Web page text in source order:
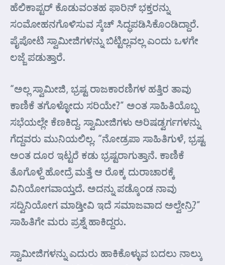
ಹೆಲಿಕಾಪ್ಟರ್ ಕೊಡುವಂತಹ ಫಾರಿನ್ ಭಕ್ತರನ್ನು
ಸಂಮೋಹನಗೊಳಿಸುವ ಸ್ಕೆಚ್ ಸಿದ್ಧಪಡಿಸಿಕೊಂಡಿದ್ದಾರೆ.
ಪೈಪೋಟಿ ಸ್ವಾಮೀಜಿಗಳನ್ನು ಬಿಟ್ಟಿಲ್ಲವಲ್ಲ ಎಂದು ಒಳಗೇ
ಲಜ್ಜೆ ಪಡುತ್ತಾರೆ.
“ಅಲ್ಲ ಸ್ವಾಮೀಜಿ, ಭ್ರಷ್ಟ ರಾಜಕಾರಣಿಗಳ ಹತ್ತಿರ ತಾವು
ಕಾಣಿಕೆ ತಗೊಳ್ಳೋದು ಸರಿಯೇ?” ಅಂತ ಸಾಹಿತಿಯೊಬ್ಬ
ಸಭೆಯಲ್ಲೇ ಕೆಣಕಿದ್ದ. ಸ್ವಾಮೀಜಿಗಳು ಅರಿಷಡ್ವರ್ಗಗಳನ್ನು
ಗೆದ್ದವರು ಮುನಿಯಲಿಲ್ಲ. “ನೋಡ್ರಪಾ ಸಾಹಿತಿಗುಳೆ, ಭ್ರಷ್ಟ
ಅಂತ ದೂರ ಇಟ್ಟರೆ ಕಡು ಭ್ರಷ್ಟರಾಗುತ್ತಾನೆ. ಕಾಣಿಕೆ
ತೊಗೊಳ್ದೆ ಹೋದ್ರೆ ಮತ್ತೆ ಆ ರೊಕ್ಕ ದುರಾಚಾರಕ್ಕೆ
ವಿನಿಯೋಗವಾಯ್ತದೆ. ಅದನ್ನು ಪಡ್ಕೊಂಡ ನಾವು
ಸದ್ವಿನಿಯೋಗ ಮಾಡ್ತೀವಿ ಇದೆ ಸಮಾಜವಾದ ಅಲ್ವೇನ್ರಿ?”
ಸಾಹಿತಿಗೇ ಮರು ಪ್ರಶ್ನೆ ಹಾಕಿದ್ದರು.
ಸ್ವಾಮೀಜಿಗಳನ್ನು ಎದುರು ಹಾಕಿಕೊಳ್ಳುವ ಬದಲು ನಾಲ್ಕು